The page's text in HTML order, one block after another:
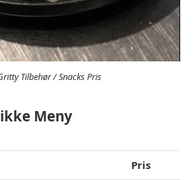
Tilbehør / Snacks Pris
Meny
Pris